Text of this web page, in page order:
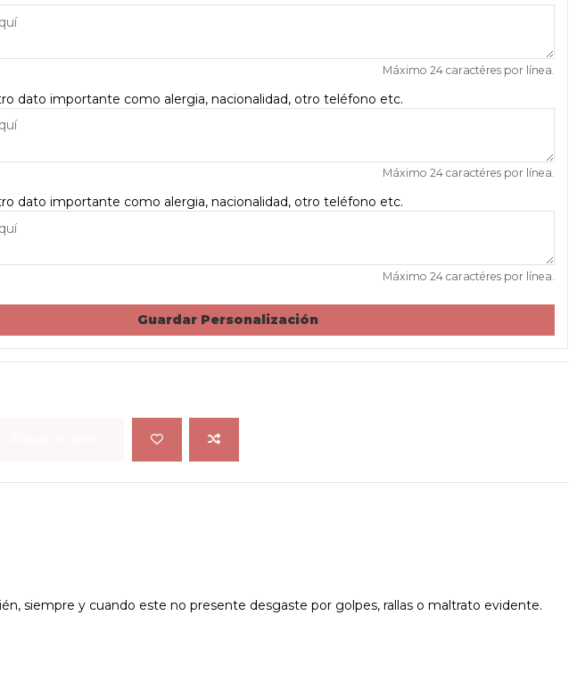
Máximo 24 caractéres por línea.
dato importante como alergia, nacionalidad, otro teléfono etc.
Máximo 24 caractéres por línea.
dato importante como alergia, nacionalidad, otro teléfono etc.
Máximo 24 caractéres por línea.
Guardar Personalización
siempre y cuando este no presente desgaste por golpes, rallas o maltrato evidente.